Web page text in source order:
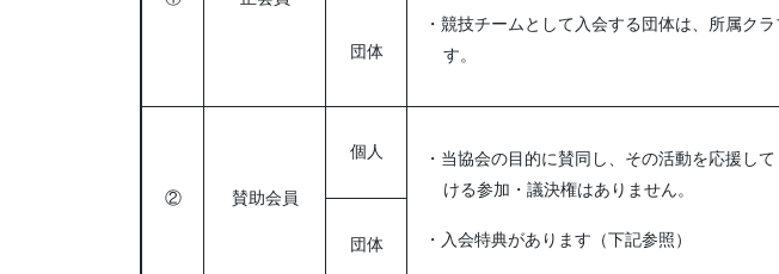
・競技チームとして入会する団体は、所属ク
す。
団体
② 賛助会員
個人
・当協会の目的に賛同し、その活動を応援し
ける参加・議決権はありません。
・入会特典があります（下記参照）
団体